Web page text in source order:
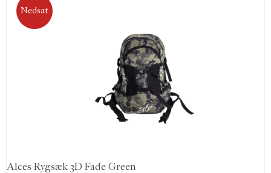
Nedsat
Alces Rygsæk 3D Fade Green